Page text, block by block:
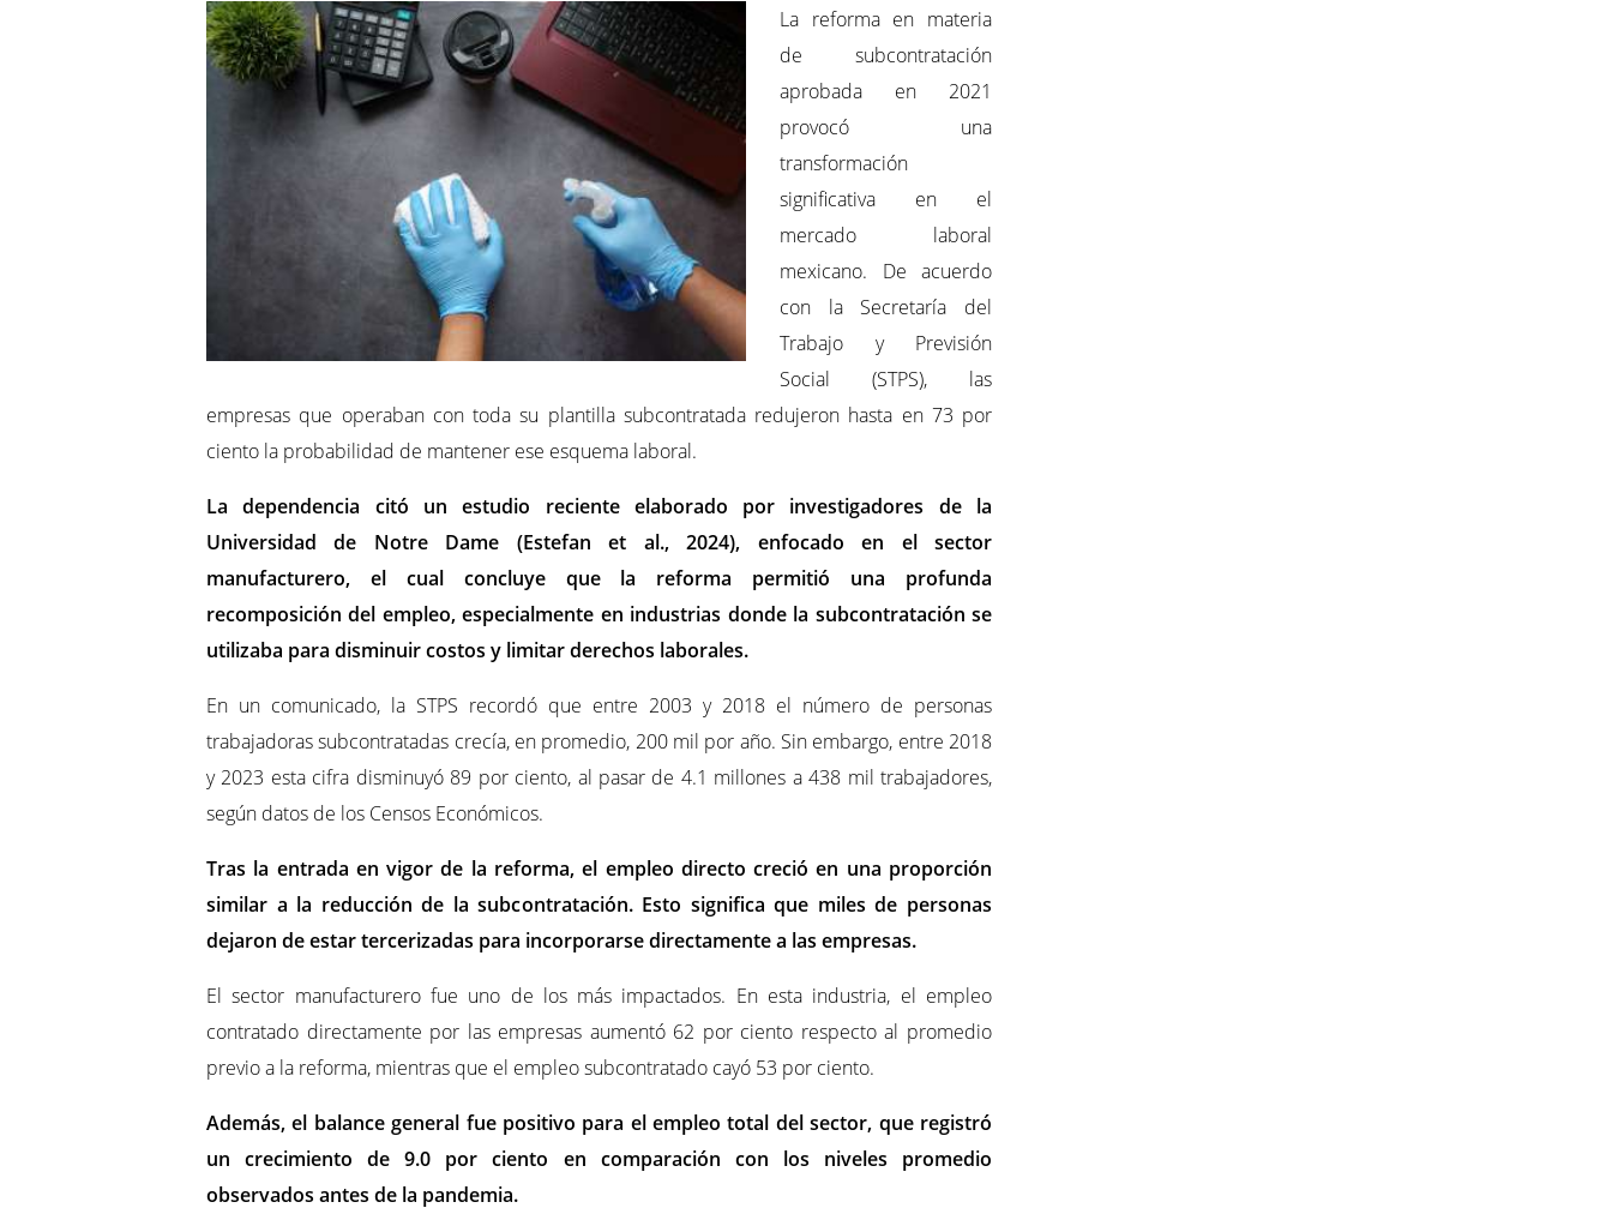
La reforma en materia
de subcontratación
aprobada en 2021
provocó una
transformación
significativa en el
mercado laboral
mexicano. De acuerdo
con la Secretaría del
Trabajo y Previsión
Social (STPS), las
empresas que operaban con toda su plantilla subcontratada redujeron hasta en 73 por
ciento la probabilidad de mantener ese esquema laboral.
La dependencia citó un estudio reciente elaborado por investigadores de la
Universidad de Notre Dame (Estefan et al., 2024), enfocado en el sector
manufacturero, el cual concluye que la reforma permitió una profunda
recomposición del empleo, especialmente en industrias donde la subcontratación se
utilizaba para disminuir costos y limitar derechos laborales.
En un comunicado, la STPS recordó que entre 2003 y 2018 el número de personas
trabajadoras subcontratadas crecía, en promedio, 200 mil por año. Sin embargo, entre 2018
y 2023 esta cifra disminuyó 89 por ciento, al pasar de 4.1 millones a 438 mil trabajadores,
según datos de los Censos Económicos.
Tras la entrada en vigor de la reforma, el empleo directo creció en una proporción
similar a la reducción de la subcontratación. Esto significa que miles de personas
dejaron de estar tercerizadas para incorporarse directamente a las empresas.
El sector manufacturero fue uno de los más impactados. En esta industria, el empleo
contratado directamente por las empresas aumentó 62 por ciento respecto al promedio
previo a la reforma, mientras que el empleo subcontratado cayó 53 por ciento.
Además, el balance general fue positivo para el empleo total del sector, que registró
un crecimiento de 9.0 por ciento en comparación con los niveles promedio
observados antes de la pandemia.